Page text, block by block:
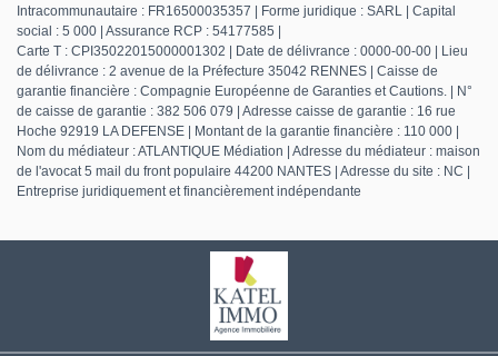
Intracommunautaire : FR16500035357 | Forme juridique : SARL | Capital
social : 5 000 | Assurance RCP : 54177585 |
Carte T : CPI35022015000001302 | Date de délivrance : 0000-00-00 | Lieu
de délivrance : 2 avenue de la Préfecture 35042 RENNES | Caisse de
garantie financière : Compagnie Européenne de Garanties et Cautions. | N°
de caisse de garantie : 382 506 079 | Adresse caisse de garantie : 16 rue
Hoche 92919 LA DEFENSE | Montant de la garantie financière : 110 000 |
Nom du médiateur : ATLANTIQUE Médiation | Adresse du médiateur : maison
de l'avocat 5 mail du front populaire 44200 NANTES | Adresse du site : NC |
Entreprise juridiquement et financièrement indépendante